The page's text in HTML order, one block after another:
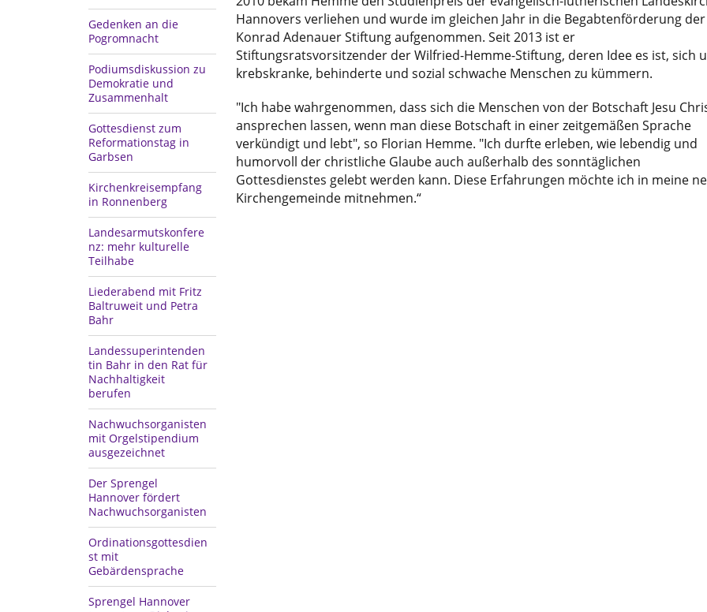
Gedenken an die
Pogromnacht
Podiumsdiskussion zu
Demokratie und
Zusammenhalt
Gottesdienst zum
Reformationstag in
Garbsen
Kirchenkreisempfang
in Ronnenberg
Landesarmutskonfere
nz: mehr kulturelle
Teilhabe
Liederabend mit Fritz
Baltruweit und Petra
Bahr
Landessuperintenden
tin Bahr in den Rat für
Nachhaltigkeit
berufen
Nachwuchsorganisten
mit Orgelstipendium
ausgezeichnet
Der Sprengel
Hannover fördert
Nachwuchsorganisten
Ordinationsgottesdien
st mit
Gebärdensprache
Sprengel Hannover
Hannovers verliehen und wurde im gleichen Jahr in die Begabtenförderung der
Konrad Adenauer Stiftung aufgenommen. Seit 2013 ist er
Stiftungsratsvorsitzender der Wilfried-Hemme-Stiftung, deren Idee es ist, sich
krebskranke, behinderte und sozial schwache Menschen zu kümmern.
"Ich habe wahrgenommen, dass sich die Menschen von der Botschaft Jesu
ansprechen lassen, wenn man diese Botschaft in einer zeitgemäßen Sprache
verkündigt und lebt", so Florian Hemme. "Ich durfte erleben, wie lebendig und
humorvoll der christliche Glaube auch außerhalb des sonntäglichen
Gottesdienstes gelebt werden kann. Diese Erfahrungen möchte ich in meine
Kirchengemeinde mitnehmen.“